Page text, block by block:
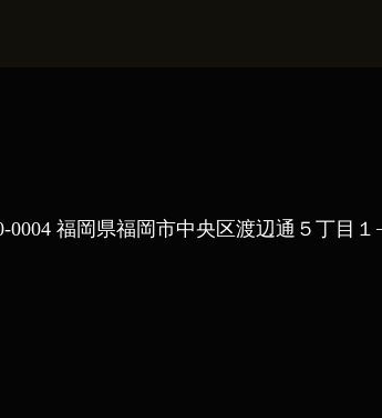
福岡県福岡市中央区渡辺通５丁目１